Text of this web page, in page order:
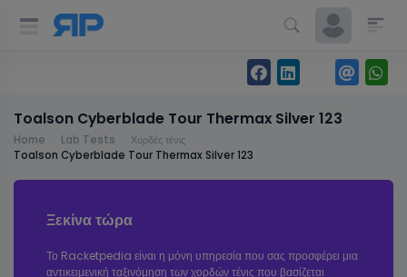
Toalson Cyberblade Tour Thermax Silver 123
Home Lab Tests
Χορδές τένις
Toalson Cyberblade Tour Thermax Silver 123
Ξεκίνα τώρα
Το Racketpedia είναι η μόνη υπηρεσία που σας προσφέρει μια
αντικειμενική ταξινόμηση των χορδών τένις που βασίζεται